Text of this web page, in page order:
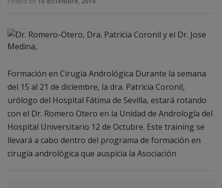
Formación en Cirugía Andrológica Durante la semana
del 15 al 21 de diciembre, la dra. Patricia Coronil,
urólogo del Hospital Fátima de Sevilla, estará rotando
con el Dr. Romero Otero en la Unidad de Andrología del
Hospital Universitario 12 de Octubre. Este training se
llevará a cabo dentro del programa de formación en
cirugía andrológica que auspicia la Asociación